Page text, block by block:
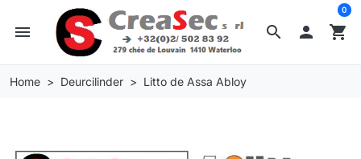
search
menu  shopping_cart
0
Home Deurcilinder Litto de Assa Abloy